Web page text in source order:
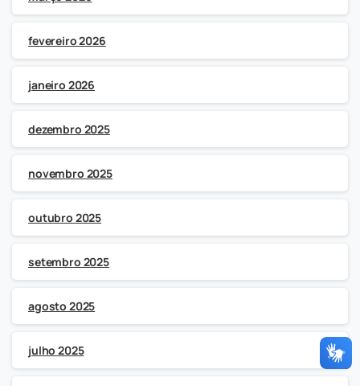
fevereiro 2026
janeiro 2026
dezembro 2025
novembro 2025
outubro 2025
setembro 2025
agosto 2025
julho 2025